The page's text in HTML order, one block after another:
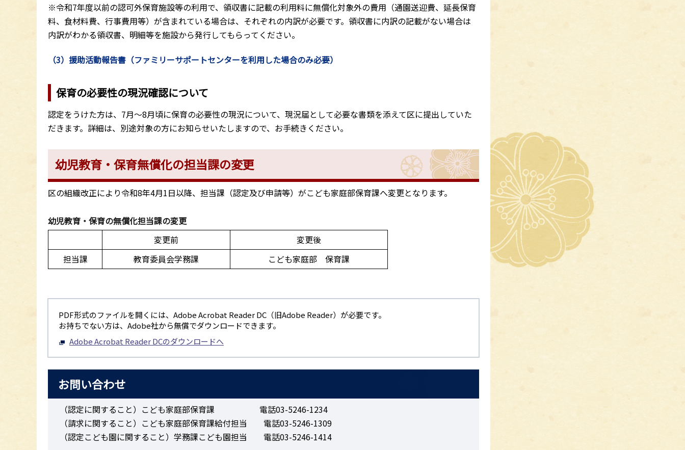
※令和7年度以前の認可外保育施設等の利用で、領収書に記載の利用料に無償化対象外の費用（通園送迎費、延長保育
料、食材料費、行事費用等）が含まれている場合は、それぞれの内訳が必要です。領収書に内訳の記載がない場合は
内訳がわかる領収書、明細等を施設から発行してもらってください。
（3）援助活動報告書（ファミリーサポートセンターを利用した場合のみ必要）
保育の必要性の現況確認について
認定をうけた方は、7月～8月頃に保育の必要性の現況について、現況届として必要な書類を添えて区に提出していた
だきます。詳細は、別途対象の方にお知らせいたしますので、お手続きください。
幼児教育・保育無償化の担当課の変更
区の組織改正により令和8年4月1日以降、担当課（認定及び申請等）がこども家庭部保育課へ変更となります。
幼児教育・保育の無償化担当課の変更
変更前
変更後
担当課
教育委員会学務課 こども家庭部 保育課
PDF形式のファイルを開くには、Adobe Acrobat Reader DC（旧Adobe Reader）が必要です。
お持ちでない方は、Adobe社から無償でダウンロードできます。
Adobe Acrobat Reader DCのダウンロードへ
お問い合わせ
（認定に関すること）こども家庭部保育課 電話03-5246-1234
（請求に関すること）こども家庭部保育課給付担当 電話03-5246-1309
（認定こども園に関すること）学務課こども園担当 電話03-5246-1414